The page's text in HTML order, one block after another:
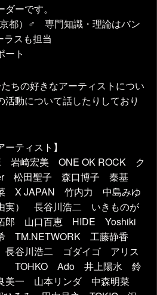
ーです。
京都）♂ 専門知識・理論はバン
スも担当
ート
ちの好きなアーティストについ
動について話したりしており
ーティスト】
岩崎宏美 ONE OK ROCK ク
松田聖子 森口博子 秦基
X JAPAN 竹内力 中島みゆ
実） 長谷川浩二 いきものが
郎 山口百恵 HIDE Yoshiki
TM.NETWORK 工藤静香
谷川浩二 ゴダイゴ アリス
） TOHKO Ado 井上陽水 鈴
美一 山本リンダ 中森明菜